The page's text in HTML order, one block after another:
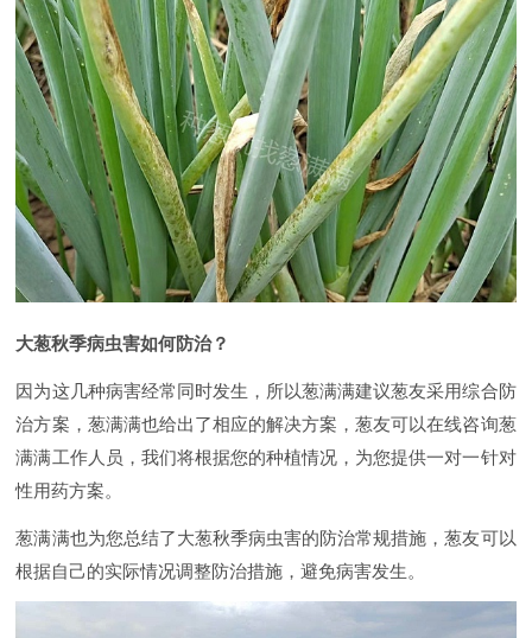
大葱秋季病虫害如何防治？
因为这几种病害经常同时发生，所以葱满满建议葱友采用综合防
治方案，葱满满也给出了相应的解决方案，葱友可以在线咨询葱
满满工作人员，我们将根据您的种植情况，为您提供一对一针对
性用药方案。
葱满满也为您总结了大葱秋季病虫害的防治常规措施，葱友可以
根据自己的实际情况调整防治措施，避免病害发生。